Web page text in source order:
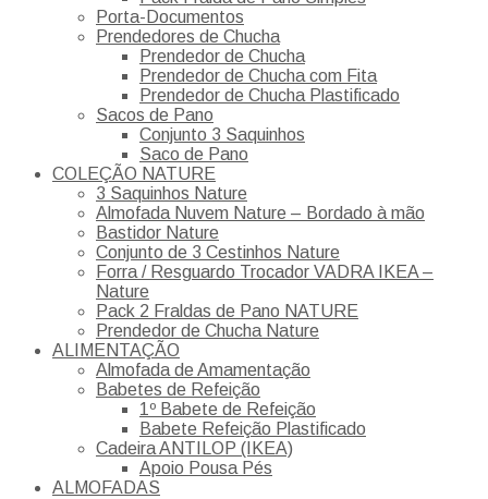
Porta-Documentos
Prendedores de Chucha
Prendedor de Chucha
Prendedor de Chucha com Fita
Prendedor de Chucha Plastificado
Sacos de Pano
Conjunto 3 Saquinhos
Saco de Pano
COLEÇÃO NATURE
3 Saquinhos Nature
Almofada Nuvem Nature – Bordado à mão
Bastidor Nature
Conjunto de 3 Cestinhos Nature
Forra / Resguardo Trocador VADRA IKEA –
Nature
Pack 2 Fraldas de Pano NATURE
Prendedor de Chucha Nature
ALIMENTAÇÃO
Almofada de Amamentação
Babetes de Refeição
1º Babete de Refeição
Babete Refeição Plastificado
Cadeira ANTILOP (IKEA)
Apoio Pousa Pés
ALMOFADAS